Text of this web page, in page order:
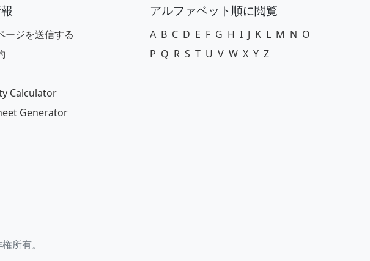
ージを送信する
Calculator
Generator
アルファベット順に閲覧
A B C D E F G H I J K L M N O
P Q R S T U V W X Y Z
所有。